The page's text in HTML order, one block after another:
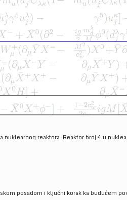
nuklearnog reaktora. Reaktor broj 4 u
posadom i ključni korak ka budućem